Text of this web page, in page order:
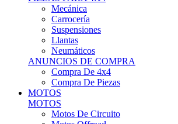
Mecánica
Carrocería
Suspensiones
Llantas
Neumáticos
ANUNCIOS DE COMPRA
Compra De 4x4
Compra De Piezas
MOTOS
MOTOS
Motos De Circuito